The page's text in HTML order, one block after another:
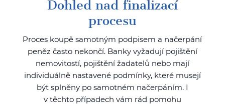
Dohled nad finalizací
procesu
Proces koupě samotným podpisem a načerpání
peněz často nekončí. Banky vyžadují pojištění
nemovitostí, pojištění žadatelů nebo mají
individuálně nastavené podmínky, které musejí
být splněny po samotném načerpáním. I
v těchto případech vám rád pomohu